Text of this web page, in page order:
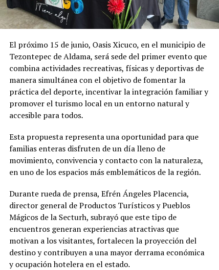
El próximo 15 de junio, Oasis Xicuco, en el municipio de
Tezontepec de Aldama, será sede del primer evento que
combina actividades recreativas, físicas y deportivas de
manera simultánea con el objetivo de fomentar la
práctica del deporte, incentivar la integración familiar y
promover el turismo local en un entorno natural y
accesible para todos.
Esta propuesta representa una oportunidad para que
familias enteras disfruten de un día lleno de
movimiento, convivencia y contacto con la naturaleza,
en uno de los espacios más emblemáticos de la región.
Durante rueda de prensa, Efrén Ángeles Placencia,
director general de Productos Turísticos y Pueblos
Mágicos de la Secturh, subrayó que este tipo de
encuentros generan experiencias atractivas que
motivan a los visitantes, fortalecen la proyección del
destino y contribuyen a una mayor derrama económica
y ocupación hotelera en el estado.